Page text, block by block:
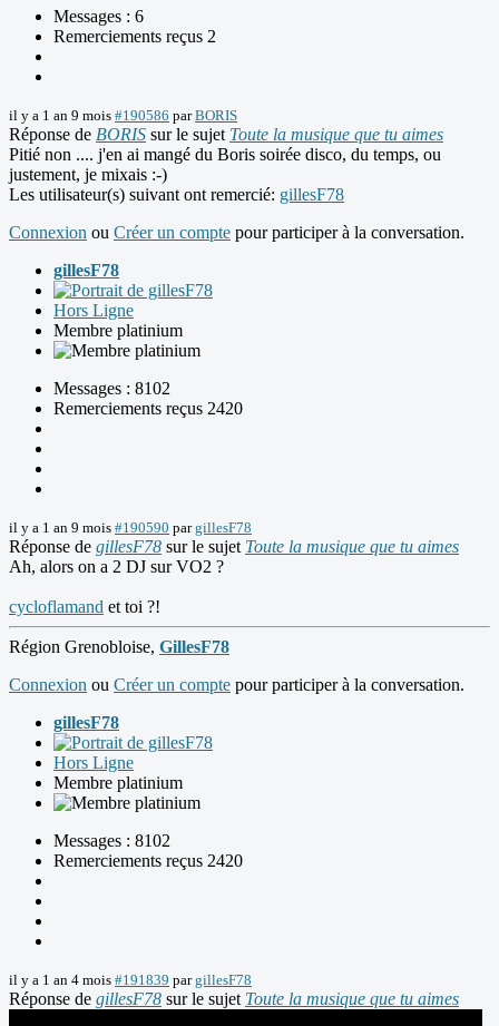
Messages : 6
Remerciements reçus 2
il y a 1 an 9 mois #190586 parBORIS
Réponse de BORIS sur le sujet Toute la musique que tu aimes
Pitié non .... j'en ai mangé du Boris soirée disco, du temps, ou
justement, je mixais :-)
Les utilisateur(s) suivant ont remercié: gillesF78
Connexion ou Créer un compte pour participer à la conversation.
gillesF78
Hors Ligne
Membre platinium
Messages : 8102
Remerciements reçus 2420
il y a 1 an 9 mois #190590 pargillesF78
Réponse de gillesF78 sur le sujet Toute la musique que tu aimes
Ah, alors on a 2 DJ sur VO2 ?
cycloflamand et toi ?!
Région Grenobloise, GillesF78
Connexion ou Créer un compte pour participer à la conversation.
gillesF78
Hors Ligne
Membre platinium
Messages : 8102
Remerciements reçus 2420
il y a 1 an 4 mois #191839 pargillesF78
Réponse de gillesF78 sur le sujet Toute la musique que tu aimes